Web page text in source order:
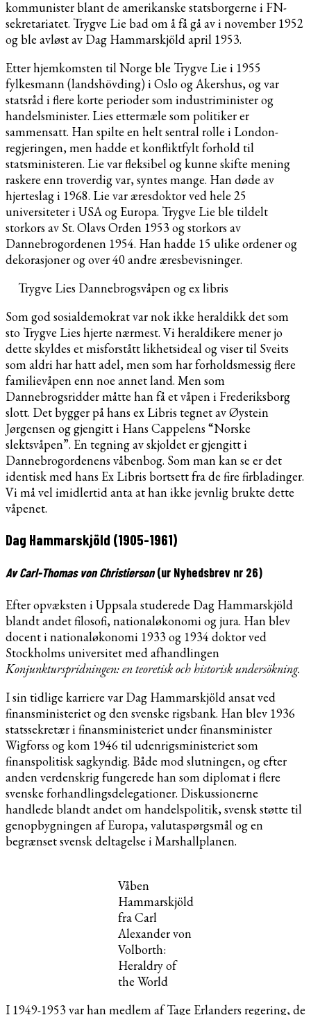
kommunister blant de amerikanske statsborgerne i FN-
sekretariatet. Trygve Lie bad om å få gå av i november 1952
og ble avløst av Dag Hammarskjöld april 1953.
Etter hjemkomsten til Norge ble Trygve Lie i 1955
fylkesmann (landshövding) i Oslo og Akershus, og var
statsråd i flere korte perioder som industriminister og
handelsminister. Lies ettermæle som politiker er
sammensatt. Han spilte en helt sentral rolle i London-
regjeringen, men hadde et konfliktfylt forhold til
statsministeren. Lie var fleksibel og kunne skifte mening
raskere enn troverdig var, syntes mange. Han døde av
hjerteslag i 1968. Lie var æresdoktor ved hele 25
universiteter i USA og Europa. Trygve Lie ble tildelt
storkors av St. Olavs Orden 1953 og storkors av
Dannebrogordenen 1954. Han hadde 15 ulike ordener og
dekorasjoner og over 40 andre æresbevisninger.
Trygve Lies Dannebrogsvåpen og ex libris
Som god sosialdemokrat var nok ikke heraldikk det som
sto Trygve Lies hjerte nærmest. Vi heraldikere mener jo
dette skyldes et misforstått likhetsideal og viser til Sveits
som aldri har hatt adel, men som har forholdsmessig flere
familievåpen enn noe annet land. Men som
Dannebrogsridder måtte han få et våpen i Frederiksborg
slott. Det bygger på hans ex Libris tegnet av Øystein
Jørgensen og gjengitt i Hans Cappelens “Norske
slektsvåpen”. En tegning av skjoldet er gjengitt i
Dannebrogordenens våbenbog. Som man kan se er det
identisk med hans Ex Libris bortsett fra de fire firbladinger.
Vi må vel imidlertid anta at han ikke jevnlig brukte dette
våpenet.
Dag Hammarskjöld (1905-1961)
Av Carl-Thomas von Christierson(ur Nyhedsbrev nr 26)
Efter opvæksten i Uppsala studerede Dag Hammarskjöld
blandt andet filosofi, nationaløkonomi og jura. Han blev
docent i nationaløkonomi 1933 og 1934 doktor ved
Stockholms universitet med afhandlingen
Konjunkturspridningen: en teoretisk och historisk undersökning.
I sin tidlige karriere var Dag Hammarskjöld ansat ved
finansministeriet og den svenske rigsbank. Han blev 1936
statssekretær i finansministeriet under finansminister
Wigforss og kom 1946 til udenrigsministeriet som
finanspolitisk sagkyndig. Både mod slutningen, og efter
anden verdenskrig fungerede han som diplomat i flere
svenske forhandlingsdelegationer. Diskussionerne
handlede blandt andet om handelspolitik, svensk støtte til
genopbygningen af Europa, valutaspørgsmål og en
begrænset svensk deltagelse i Marshallplanen.
Våben
Hammarskjöld
fra Carl
Alexander von
Volborth:
Heraldry of
the World
I 1949-1953 var han medlem af Tage Erlanders regering, de